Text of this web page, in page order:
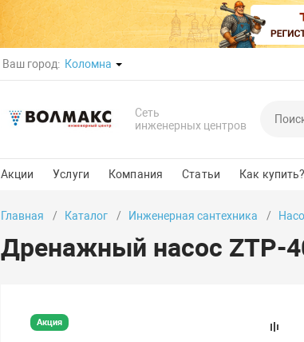
Ваш город: Коломна
Сеть
инженерных центров
Акции Услуги Компания Статьи Как купить?
Главная Каталог Инженерная сантехника
Дренажный насос ZTP-
Акция